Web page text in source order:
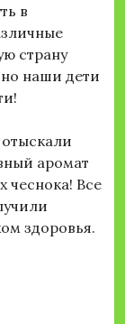
в
страну
но наши дети
аромат
чеснока! Все
здоровья.
в старшей